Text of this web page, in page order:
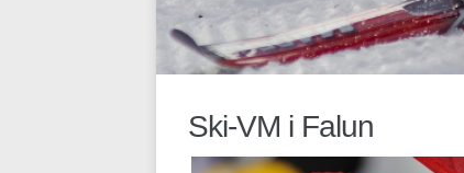
Ski-VM i Falun